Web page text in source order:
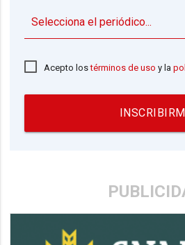
Acepto lostérminos de uso y la